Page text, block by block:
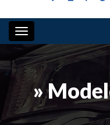
Toggle navigation
»